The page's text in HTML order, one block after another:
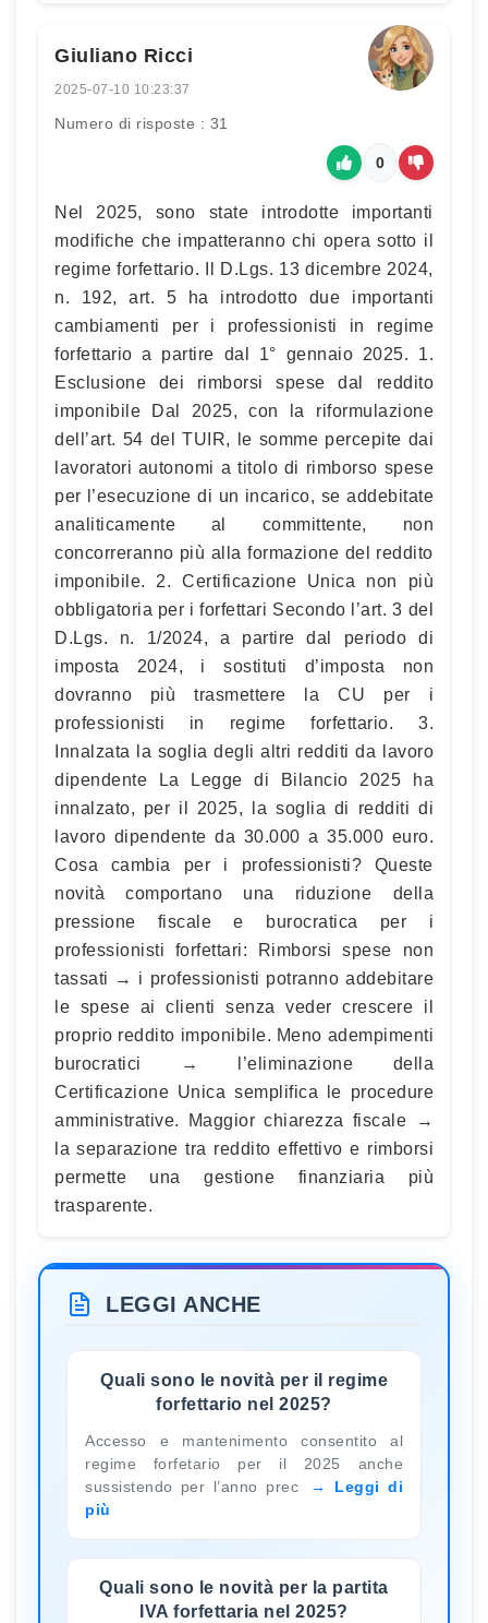
Giuliano Ricci
2025-07-10 10:23:37
Numero di risposte : 31
0
Nel 2025, sono state introdotte importanti
modifiche che impatteranno chi opera sotto il
regime forfettario. Il D.Lgs. 13 dicembre 2024,
n. 192, art. 5 ha introdotto due importanti
cambiamenti per i professionisti in regime
forfettario a partire dal 1° gennaio 2025. 1.
Esclusione dei rimborsi spese dal reddito
imponibile Dal 2025, con la riformulazione
dell’art. 54 del TUIR, le somme percepite dai
lavoratori autonomi a titolo di rimborso spese
per l’esecuzione di un incarico, se addebitate
analiticamente al committente, non
concorreranno più alla formazione del reddito
imponibile. 2. Certificazione Unica non più
obbligatoria per i forfettari Secondo l’art. 3 del
D.Lgs. n. 1/2024, a partire dal periodo di
imposta 2024, i sostituti d’imposta non
dovranno più trasmettere la CU per i
professionisti in regime forfettario. 3.
Innalzata la soglia degli altri redditi da lavoro
dipendente La Legge di Bilancio 2025 ha
innalzato, per il 2025, la soglia di redditi di
lavoro dipendente da 30.000 a 35.000 euro.
Cosa cambia per i professionisti? Queste
novità comportano una riduzione della
pressione fiscale e burocratica per i
professionisti forfettari: Rimborsi spese non
tassati → i professionisti potranno addebitare
le spese ai clienti senza veder crescere il
proprio reddito imponibile. Meno adempimenti
burocratici → l’eliminazione della
Certificazione Unica semplifica le procedure
amministrative. Maggior chiarezza fiscale →
la separazione tra reddito effettivo e rimborsi
permette una gestione finanziaria più
trasparente.
LEGGI ANCHE
Quali sono le novità per il regime
forfettario nel 2025?
Accesso e mantenimento consentito al
regime forfetario per il 2025 anche
sussistendo per l’anno prec
Leggi di
più
Quali sono le novità per la partita
IVA forfettaria nel 2025?